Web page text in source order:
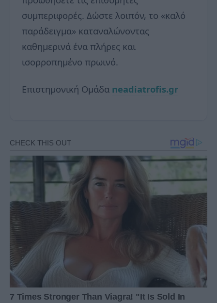
συμπεριφορές. Δώστε λοιπόν, το «καλό
παράδειγμα» καταναλώνοντας
καθημερινά ένα πλήρες και
ισορροπημένο πρωινό.
Επιστημονική Ομάδα neadiatrofis.gr